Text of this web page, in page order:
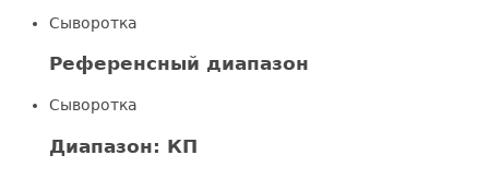
Сыворотка
Референсный диапазон
Сыворотка
Диапазон: КП